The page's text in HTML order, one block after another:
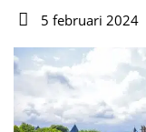
Auteur5 februari 2024